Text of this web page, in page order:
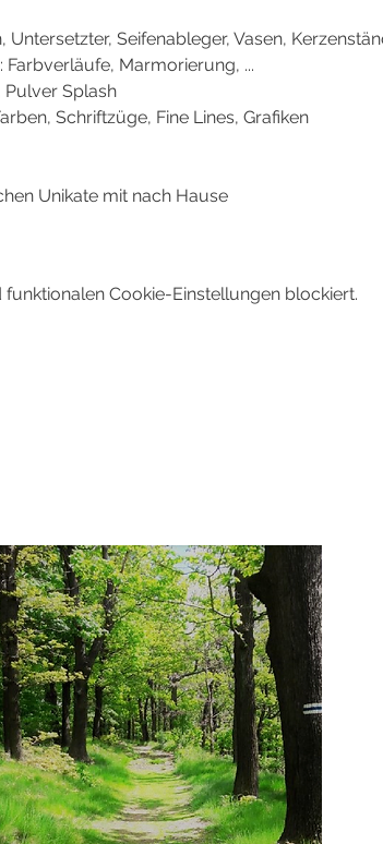
Seifenableger, Vasen,
Marmorierung, ...
Pulver Splash
Schriftzüge, Fine Lines, Grafiken
Unikate mit nach Hause
Cookie-Einstellungen blockiert.
♡ Das ist BARDO ♡